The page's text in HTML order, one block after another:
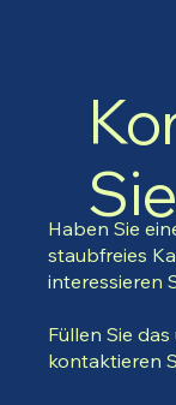
Haben Sie
staubfreies
interessieren
Füllen Sie
kontaktieren